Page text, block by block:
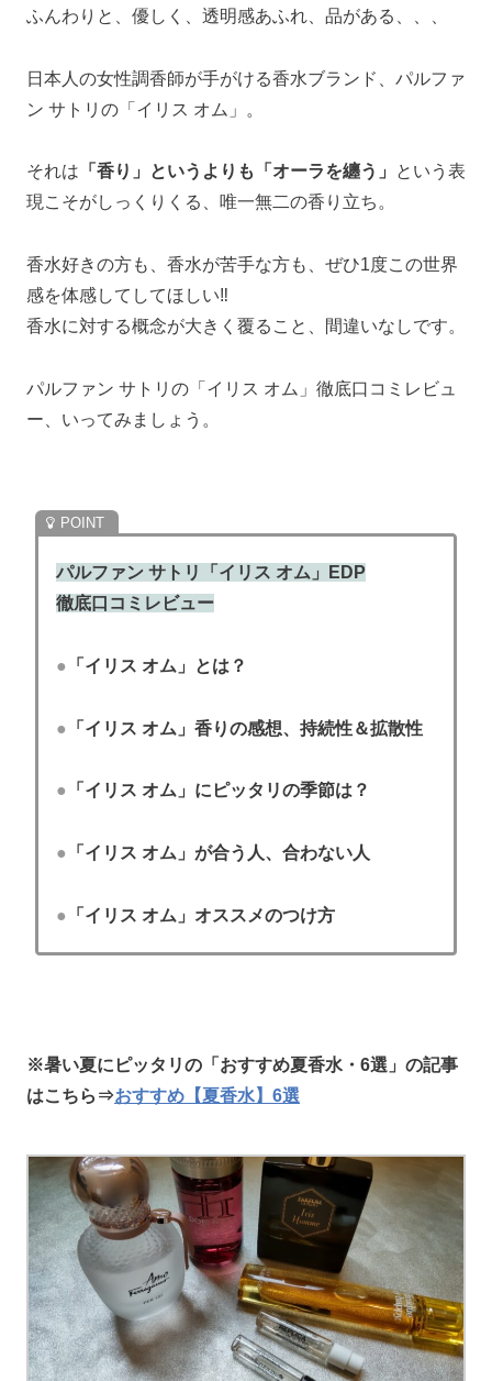
ふんわりと、優しく、透明感あふれ、品がある、、、
日本人の女性調香師が手がける香水ブランド、パルファ
ン サトリの「イリス オム」。
それは 「香り」というよりも「オーラを纏う」
という表
現こそがしっくりくる、唯一無二の香り立ち。
香水好きの方も、香水が苦手な方も、ぜひ1度この世界
感を体感してしてほしい‼
香水に対する概念が大きく覆ること、間違いなしです。
パルファン サトリの「イリス オム」徹底口コミレビュ
ー、いってみましょう。
パルファン サトリ「イリス オム」EDP
徹底口コミレビュー
● 「イリス オム」とは？
● 「イリス オム」香りの感想、持続性＆拡散性
● 「イリス オム」にピッタリの季節は？
● 「イリス オム」が合う人、合わない人
● 「イリス オム」オススメのつけ方
※暑い夏にピッタリの「おすすめ夏香水・6選」の記事
はこちら⇒おすすめ【夏香水】6選